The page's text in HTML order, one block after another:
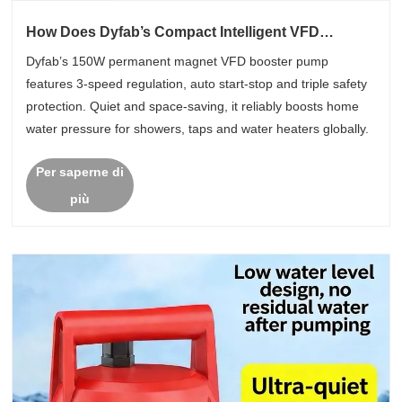
How Does Dyfab’s Compact Intelligent VFD
Troubles?
Dyfab’s 150W permanent magnet VFD booster pump
features 3-speed regulation, auto start-stop and triple safety
protection. Quiet and space-saving, it reliably boosts home
water pressure for showers, taps and water heaters globally.
Per saperne di
più